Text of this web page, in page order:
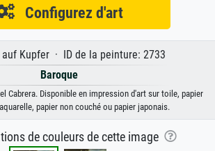
Configurez d'art
Kupfer · ID de la peinture: 2733
Baroque
Cabrera. Disponible en impression d'art sur toile, papier
papier non couché ou papier japonais.
de couleurs de cette image